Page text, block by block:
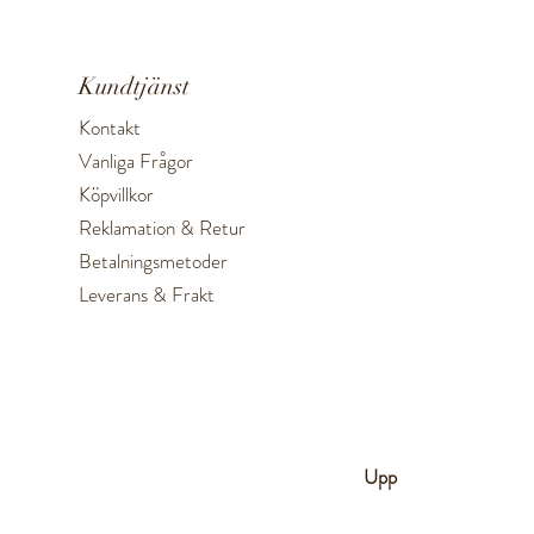
Kundtjänst
Kontakt
Vanliga Frågor
Köpvillkor
Reklamation & Retur
Betalningsmetoder
Leverans & Frakt
Upp